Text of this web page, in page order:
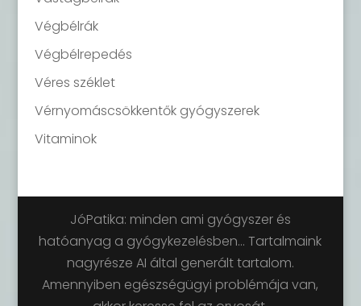
Végbélrák
Végbélrepedés
Véres széklet
Vérnyomáscsökkentők gyógyszerek
Vitaminok
JóPatika: minden ami gyógyszer és
hatóanyag a gyógykezelésben... Tartalmaink
nagyrésze AI által generált tartalom.
Amennyiben egészségügyi problémája van,